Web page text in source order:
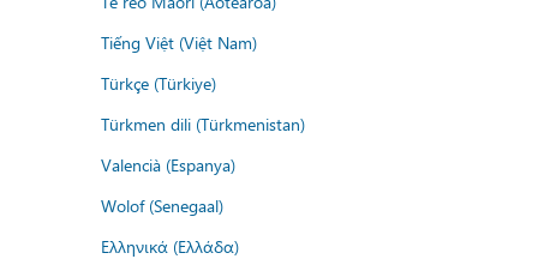
Tiếng Việt (Việt Nam)
Türkçe (Türkiye)
Türkmen dili (Türkmenistan)
Valencià (Espanya)
Wolof (Senegaal)
Ελληνικά (Ελλάδα)